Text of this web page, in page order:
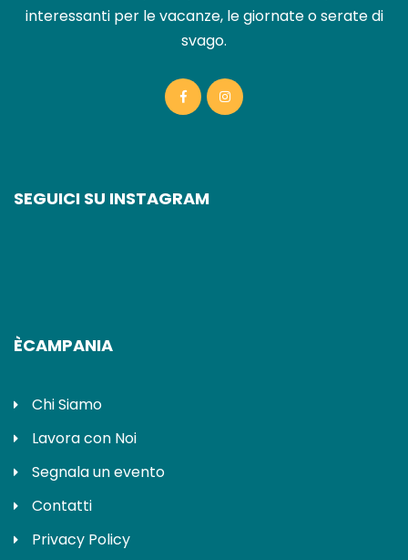
interessanti per le vacanze, le giornate o serate di
svago.
SEGUICI SU INSTAGRAM
ÈCAMPANIA
Chi Siamo
Lavora con Noi
Segnala un evento
Contatti
Privacy Policy